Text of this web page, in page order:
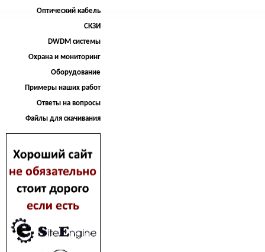
Оптический кабель
СКЗИ
DWDM системы
Охрана и мониторинг
Оборудование
Примеры наших работ
Ответы на вопросы
Файлы для скачивания